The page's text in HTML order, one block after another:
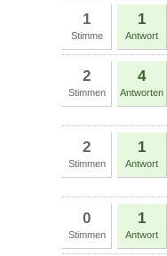
1
Stimme
1
Antwort
2
Stimmen
4
Antworten
2
Stimmen
1
Antwort
0
Stimmen
1
Antwort